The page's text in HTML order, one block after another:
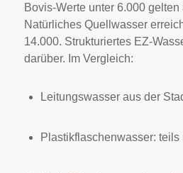
Bovis-Werte unter 6.000 gelten
Natürliches Quellwasser
14.000. Strukturiertes EZ-
darüber. Im Vergleich:
Leitungswasser aus der
Plastikflaschenwasser: teils